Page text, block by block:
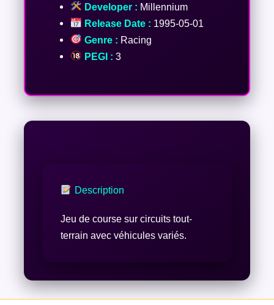
Developer : Millennium
Release Date : 1995-05-01
Genre : Racing
PEGI : 3
Description
Jeu de course sur circuits tout-
terrain avec véhicules variés.